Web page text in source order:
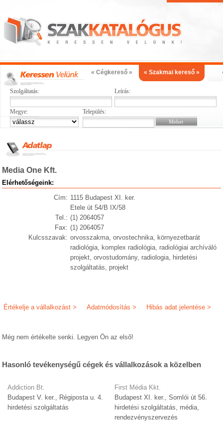
« Cégkereső » « Szakmai kereső »
Szolgáltatás: Leírás:
Megye: Település:
Media One Kft.
Elérhetőségeink:
Cím: 1115 Budapest XI. ker.
Etele út 54/B IX/58
Tel.: (1) 2064057
Fax: (1) 2064057
Kulcsszavak: orvosszakma, orvostechnika, környezetbarát
radiológia, komplex radiológia, radiológiai archíváló
projekt, orvostudomány, radiologia, hirdetési
szolgáltatás, projekt
Hibás adat jelentése >
Adatmódosítás >
Értékelje a vállalkozást >
Még nem értékelte senki. Legyen Ön az első!
Hasonló tevékenységű cégek és vállalkozások a közelben
Addiction Bt.
Budapest V. ker., Régiposta u. 4.
hirdetési szolgáltatás
First Média Kkt.
Budapest XI. ker., Somlói út 56.
hirdetési szolgáltatás, média,
rendezvényszervezés